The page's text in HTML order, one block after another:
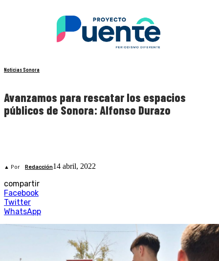
Noticias Sonora
Avanzamos para rescatar los espacios
públicos de Sonora: Alfonso Durazo
▲ Por Redacción14 abril, 2022
compartir
Facebook
Twitter
WhatsApp